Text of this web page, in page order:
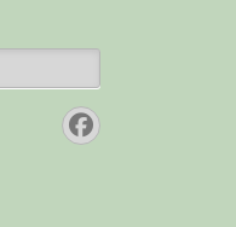
Facebook